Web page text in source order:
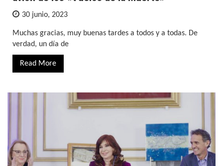
30 junio, 2023
Muchas gracias, muy buenas tardes a todos y a todas. De
verdad, un día de
Read More